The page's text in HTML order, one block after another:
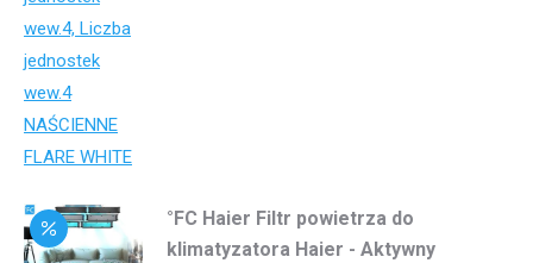
°FC Haier Filtr powietrza do
klimatyzatora Haier - Aktywny